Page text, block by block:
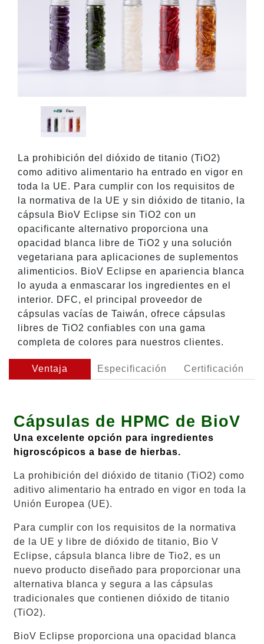
La prohibición del dióxido de titanio (TiO2)
como aditivo alimentario ha entrado en vigor en
toda la UE. Para cumplir con los requisitos de
la normativa de la UE y sin dióxido de titanio, la
cápsula BioV Eclipse sin TiO2 con un
opacificante alternativo proporciona una
opacidad blanca libre de TiO2 y una solución
vegetariana para aplicaciones de suplementos
alimenticios. BioV Eclipse en apariencia blanca
lo ayuda a enmascarar los ingredientes en el
interior. DFC, el principal proveedor de
cápsulas vacías de Taiwán, ofrece cápsulas
libres de TiO2 confiables con una gama
completa de colores para nuestros clientes.
Ventaja Especificación Certificación
Cápsulas de HPMC de BioV
Una excelente opción para ingredientes
higroscópicos a base de hierbas.
La prohibición del dióxido de titanio (TiO2) como
aditivo alimentario ha entrado en vigor en toda la
Unión Europea (UE).
Para cumplir con los requisitos de la normativa
de la UE y libre de dióxido de titanio, Bio V
Eclipse, cápsula blanca libre de Tio2, es un
nuevo producto diseñado para proporcionar una
alternativa blanca y segura a las cápsulas
tradicionales que contienen dióxido de titanio
(TiO2).
BioV Eclipse proporciona una opacidad blanca